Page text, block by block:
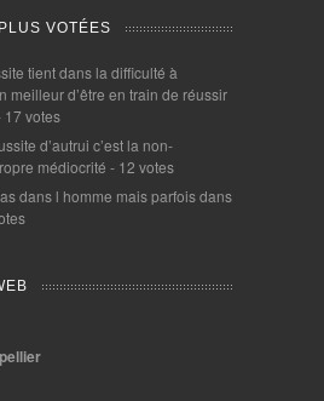
VOTÉES
tient dans la difficulté à
meilleur d’être en train de réussir
17 votes
d’autrui c’est la non-
médiocrité - 12 votes
dans l homme mais parfois dans